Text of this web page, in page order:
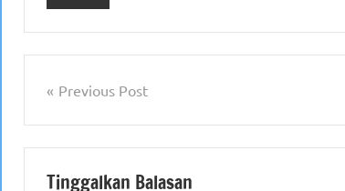
Navigasi
pos
Previous Post
Tinggalkan Balasan